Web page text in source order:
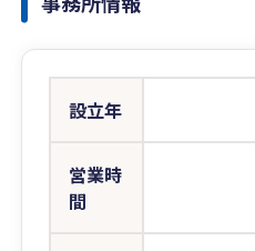
設立年
営業時
間